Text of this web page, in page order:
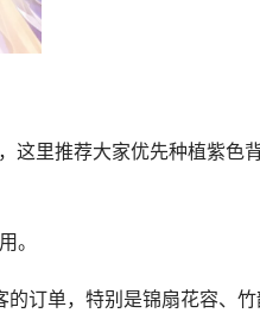
这里推荐大家优先种植紫色
。
的订单，特别是锦扇花容、